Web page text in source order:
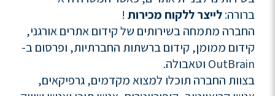
ברורה:לייצר ללקוח מכירות !
החברה מתמחה בשירותים של קידום אתרים אורגני,
קידום ממומן, קידום ברשתות החברתיות, ופרסום ב-
OutBrain וטאבולה.
בצוות החברה תוכלו למצוא מקדמים, גרפיקאים,